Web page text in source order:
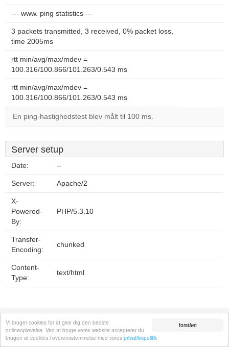
forstået
Vi bruger cookies for at give dig den bedste
onlineoplevelse. Ved at bruge vores website accepterer du
brugen af cookies i overensstemmelse med vores privatlivspolitik
--- www. ping statistics ---
3 packets transmitted, 3 received, 0% packet loss,
time 2005ms
rtt min/avg/max/mdev =
100.316/100.866/101.263/0.543 ms
rtt min/avg/max/mdev =
100.316/100.866/101.263/0.543 ms
En ping-hastighedstest blev målt til 100 ms.
Server setup
Date: --
Server: Apache/2
X-
Powered-
By:
PHP/5.3.10
Transfer-
Encoding:
chunked
Content-
Type:
text/html